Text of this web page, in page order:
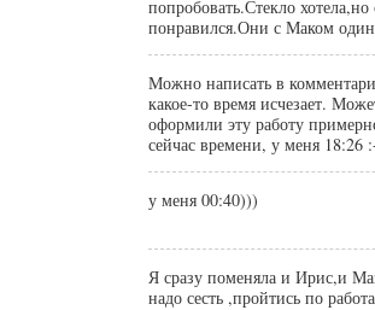
попробовать.Стекло
понравился.Они с Маком
Можно написать в
какое-то время исчезает.
оформили эту работу
сейчас времени, у меня 18:26
у меня 00:40)))
Я сразу поменяла и Ирис,и
надо сесть ,пройтись по